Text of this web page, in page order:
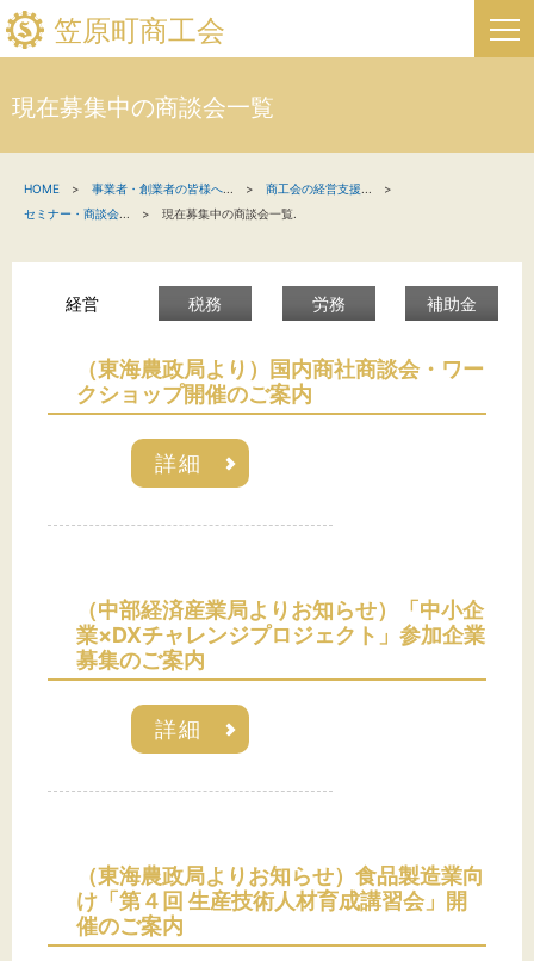
笠原町商工会
新着情報
関係機関の方へ
笠原町商工会について
笠原町フリーページ
文字サイズ
標準 拡大
背景色
現在募集中の商談会一覧
HOME 事業者・創業者の皆様へ 商工会の経営支援
セミナー・商談会
現在募集中の商談会一覧.
経営 税務 労務 補助金
（東海農政局より）国内商社商談会・ワー
クショップ開催のご案内
詳細
（中部経済産業局よりお知らせ）「中小企
業×DXチャレンジプロジェクト」参加企業
募集のご案内
詳細
（東海農政局よりお知らせ）食品製造業向
け「第４回 生産技術人材育成講習会」開
催のご案内